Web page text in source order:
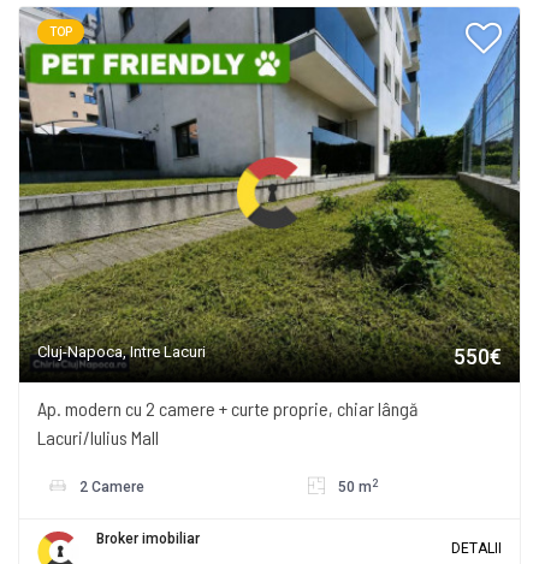
TOP
Cluj-Napoca, Intre Lacuri 550€
Ap. modern cu 2 camere + curte proprie, chiar lângă
Lacuri/Iulius Mall
2 Camere 50 m 2
Broker imobiliar
DETALII